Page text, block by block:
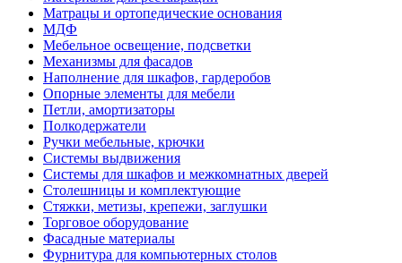
Матрацы и ортопедические основания
МДФ
Мебельное освещение, подсветки
Механизмы для фасадов
Наполнение для шкафов, гардеробов
Опорные элементы для мебели
Петли, амортизаторы
Полкодержатели
Ручки мебельные, крючки
Системы выдвижения
Системы для шкафов и межкомнатных дверей
Столешницы и комплектующие
Стяжки, метизы, крепежи, заглушки
Торговое оборудование
Фасадные материалы
Фурнитура для компьютерных столов